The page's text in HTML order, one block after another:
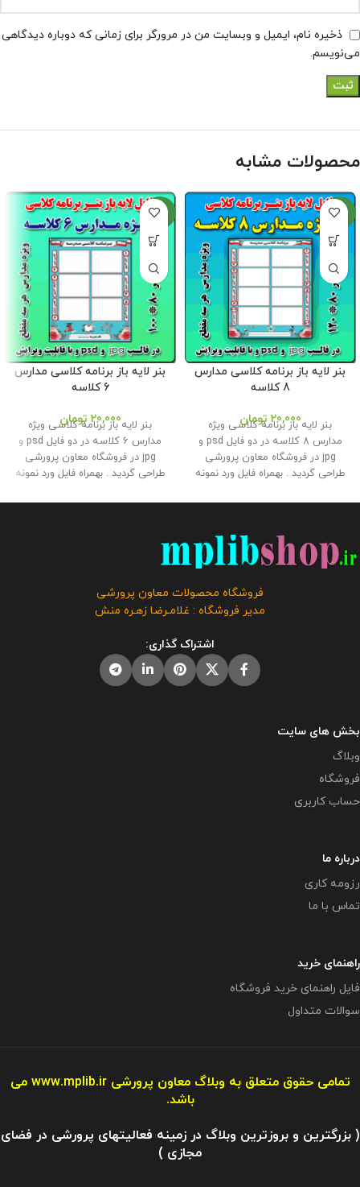
ذخیره نام، ایمیل و وبسایت من در مرورگر برای زمانی که دوباره دیدگاهی
می‌نویسم.
محصولات مشابه
جدید
بنر لایه باز برنامه کلاسی مدارس
8 کلاسه
20,000 تومان
بنر لایه باز برنامه کلاسی ویژه
مدارس 8 کلاسه در دو فایل psd و
jpg در فروشگاه معاون پرورشی
طراحی گردید . بهمراه فایل ورد نمونه
کاغذ . حجم فايل : 23 مگابايت اندازه
فروشگاه معاون پرورشی می باشد و
در صورت مشاهده مشابه آن در
سایت های دیگر بدون اجازه ما در
حال استفاده هستند و مورد رضایت ما
راهنمای استفاده : این
بنر در طرح خام بوده و برای کاهش
دفتر نصب میکنید و برنامه کلاسی
هر کلاس را جداگانه در یک کاغذ آچار
چاپ و در بنر در قسمت مربوطه می
در بنر در بخش کادر برنامه هر کلاس
برنامه داخل آن را تغییر دهید تا بنر
جدید
بنر لایه باز برنامه کلاسی مدارس
6 کلاسه
20,000 تومان
بنر لایه باز برنامه کلاسی ویژه
مدارس 6 کلاسه در دو فایل psd و
jpg در فروشگاه معاون پرورشی
طراحی گردید . بهمراه فایل ورد نمونه
کاغذ . حجم فايل : 21 مگابايت اندازه
حال استفاده هستند و مورد رضایت ما
نمی باشد .
راهنمای استفاده :
بنر در طرح خام بوده و برای کاهش
دفتر نصب میکنید و برنامه کلاسی
هر کلاس را جداگانه در یک کاغذ آچار
چاپ و در بنر در قسمت مربوطه می
فروشگاه محصولات معاون پرورشی
مدیر فروشگاه : غلامـرضا زهـره منش
اشتراک گذاری:
بخش های سایت
وبلاگ
فروشگاه
حساب کاربری
درباره ما
رزومه کاری
تماس با ما
راهنمای خرید
فایل راهنمای خرید فروشگاه
سوالات متداول
تمامی حقوق متعلق به وبلاگ معاون پرورشیwww.mplib.ir می
باشد.
( بزرگترین و بروزترین وبلاگ در زمینه فعالیتهای پرورشی در فضای
مجازی )